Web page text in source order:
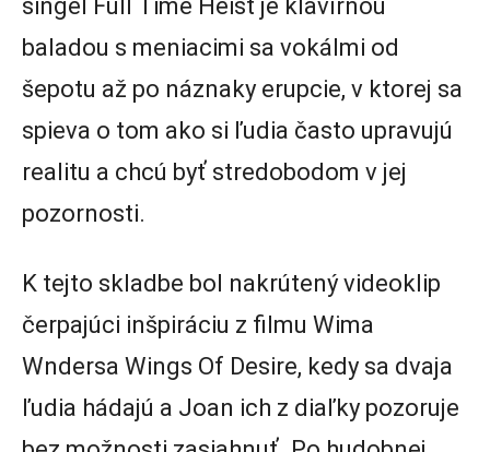
singel Full Time Heist je klavírnou
baladou s meniacimi sa vokálmi od
šepotu až po náznaky erupcie, v ktorej sa
spieva o tom ako si ľudia často upravujú
realitu a chcú byť stredobodom v jej
pozornosti.
K tejto skladbe bol nakrútený videoklip
čerpajúci inšpiráciu z filmu Wima
Wndersa Wings Of Desire, kedy sa dvaja
ľudia hádajú a Joan ich z diaľky pozoruje